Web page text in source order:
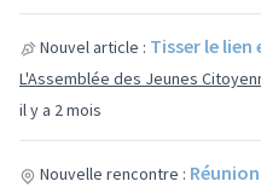
il y a 2 mois
Nouvel article : Tisser le
L'Assemblée des Jeunes
Nouvelle rencontre :